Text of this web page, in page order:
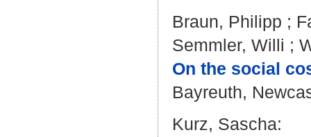
Braun, Philipp ;
Semmler, Willi ;
On the social
Bayreuth,
Kurz, Sascha: